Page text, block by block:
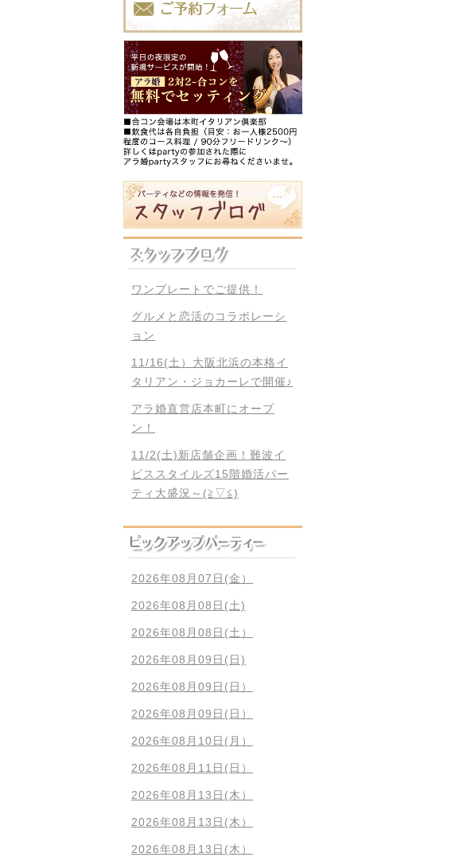
ワンプレートでご提供！
グルメと恋活のコラボレーシ
ョン
11/16(土）大阪北浜の本格イ
タリアン・ジョカーレで開催♪
アラ婚直営店本町にオープ
ン！
11/2(土)新店舗企画！難波イ
ビススタイルズ15階婚活パー
ティ大盛況～(≧▽≦)
2026年08月07日(金）
2026年08月08日(土)
2026年08月08日(土）
2026年08月09日(日)
2026年08月09日(日）
2026年08月09日(日）
2026年08月10日(月）
2026年08月11日(日）
2026年08月13日(木）
2026年08月13日(木）
2026年08月13日(木）